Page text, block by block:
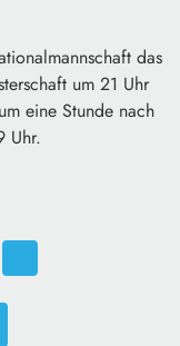
das
um 21 Uhr
eine Stunde nach
Uhr.